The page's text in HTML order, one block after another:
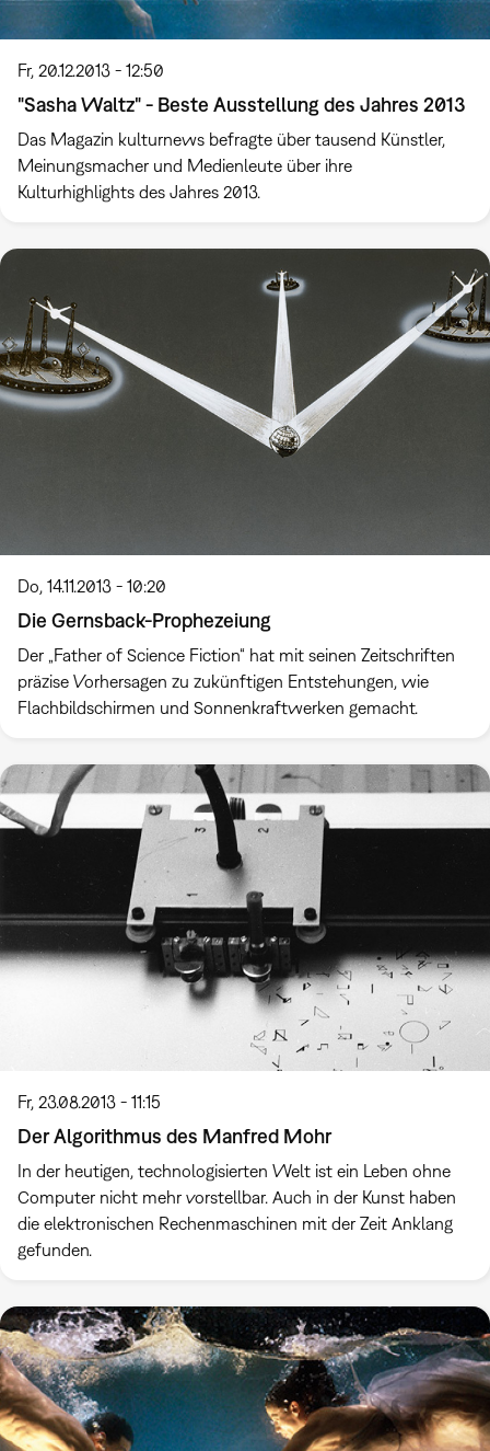
Fr, 20.12.2013 - 12:50
"Sasha Waltz" - Beste Ausstellung des Jahres 2013
Das Magazin kulturnews befragte über tausend Künstler,
Meinungsmacher und Medienleute über ihre
Kulturhighlights des Jahres 2013.
Do, 14.11.2013 - 10:20
Die Gernsback-Prophezeiung
Der „Father of Science Fiction“ hat mit seinen Zeitschriften
präzise Vorhersagen zu zukünftigen Entstehungen, wie
Flachbildschirmen und Sonnenkraftwerken gemacht.
Fr, 23.08.2013 - 11:15
Der Algorithmus des Manfred Mohr
In der heutigen, technologisierten Welt ist ein Leben ohne
Computer nicht mehr vorstellbar. Auch in der Kunst haben
die elektronischen Rechenmaschinen mit der Zeit Anklang
gefunden.